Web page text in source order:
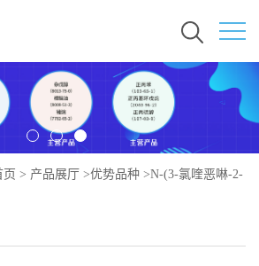
页 > 产品展厅 >优势品种 >N-(3-氯喹恶啉-2-